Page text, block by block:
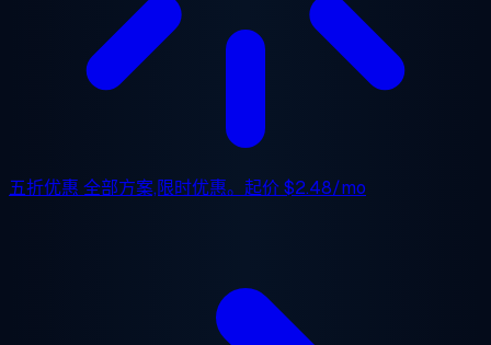
五折优惠 全部方案,限时优惠。起价$2.48/mo